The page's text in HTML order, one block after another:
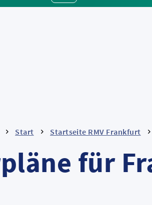
Start Startseite RMV Frankfurt
für